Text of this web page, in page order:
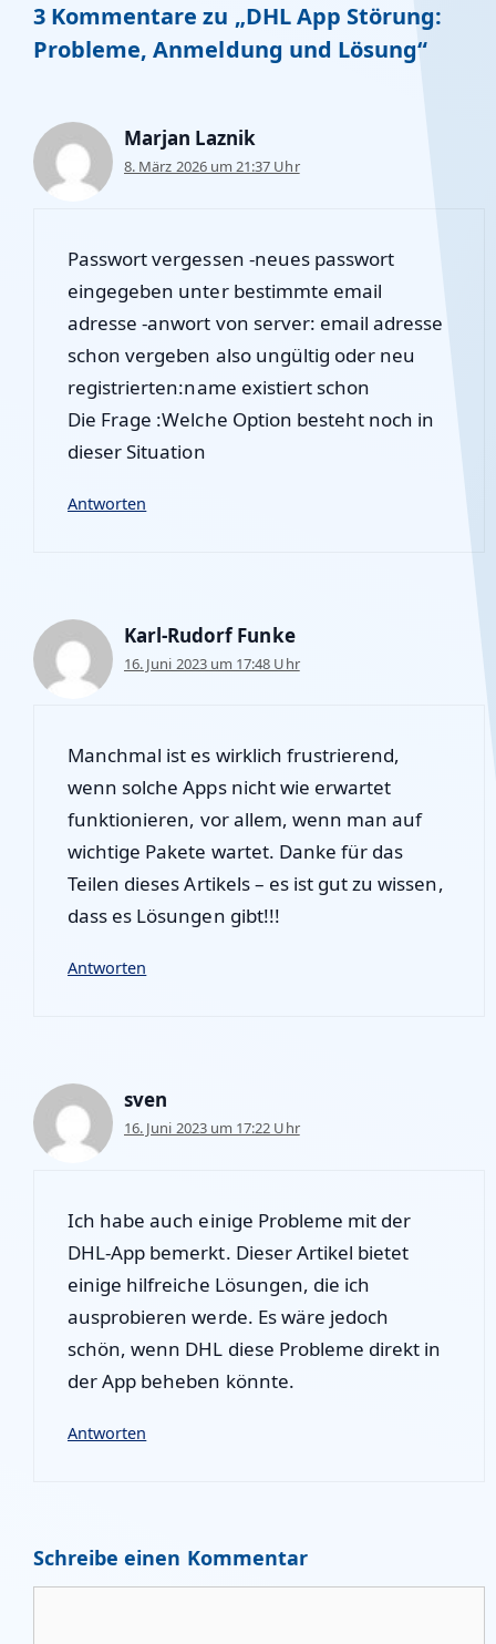
3 Kommentare zu „DHL App Störung:
Probleme, Anmeldung und Lösung“
Marjan Laznik
8. März 2026 um 21:37 Uhr
Passwort vergessen -neues passwort
eingegeben unter bestimmte email
adresse -anwort von server: email adresse
schon vergeben also ungültig oder neu
registrierten:name existiert schon
Die Frage :Welche Option besteht noch in
dieser Situation
Antworten
Karl-Rudorf Funke
16. Juni 2023 um 17:48 Uhr
Manchmal ist es wirklich frustrierend,
wenn solche Apps nicht wie erwartet
funktionieren, vor allem, wenn man auf
wichtige Pakete wartet. Danke für das
Teilen dieses Artikels – es ist gut zu wissen,
dass es Lösungen gibt!!!
Antworten
sven
16. Juni 2023 um 17:22 Uhr
Ich habe auch einige Probleme mit der
DHL-App bemerkt. Dieser Artikel bietet
einige hilfreiche Lösungen, die ich
ausprobieren werde. Es wäre jedoch
schön, wenn DHL diese Probleme direkt in
der App beheben könnte.
Antworten
Schreibe einen Kommentar